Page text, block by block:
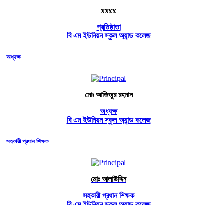
xxxx
প্রতিষ্ঠাতা
বি এম ইউনিয়ন স্কুল অ্যান্ড কলেজ
অধ্যক্ষ
মোঃ আজিজুর রহমান
অধ্যক্ষ
বি এম ইউনিয়ন স্কুল অ্যান্ড কলেজ
সহকারী প্রধান শিক্ষক
মোঃ আলাউদ্দিন
সহকারী প্রধান শিক্ষক